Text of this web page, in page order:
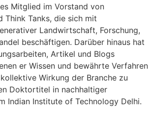
Mitglied im Vorstand von
Think Tanks, die sich mit
Landwirtschaft, Forschung,
beschäftigen. Darüber hinaus hat
Artikel und Blogs
er Wissen und bewährte Verfahren
Wirkung der Branche zu
Doktortitel in nachhaltiger
Indian Institute of Technology Delhi.